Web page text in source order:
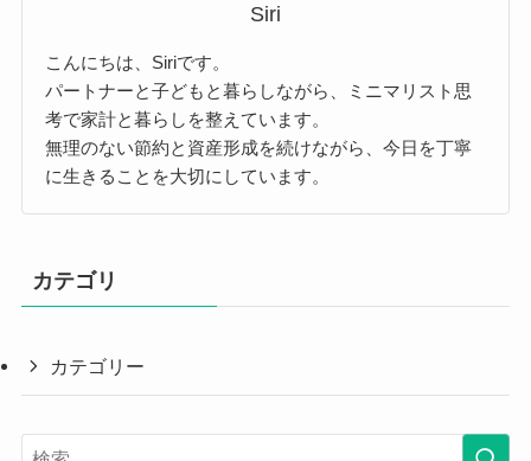
Siri
こんにちは、Siriです。
パートナーと子どもと暮らしながら、ミニマリスト思
考で家計と暮らしを整えています。
無理のない節約と資産形成を続けながら、今日を丁寧
に生きることを大切にしています。
カテゴリ
カテゴリー